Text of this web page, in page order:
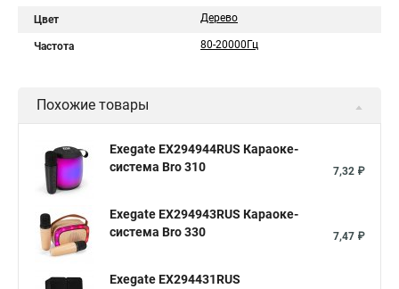
Цвет Дерево
Частота 80-20000Гц
Похожие товары
Exegate EX294944RUS Караоке-
система Bro 310
7,32 ₽
Exegate EX294943RUS Караоке-
система Bro 330
7,47 ₽
Exegate EX294431RUS